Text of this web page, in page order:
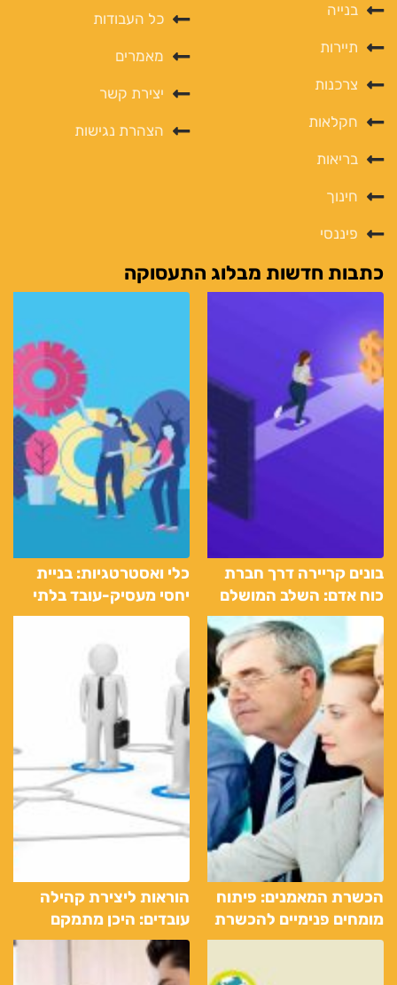
כתבות חדשות מבלוג התעסוקה
בונים קריירה דרך חברת
כוח אדם: השלב המושלם
למציאת העבודה הבאה
שלך
כלי ואסטרטגיות: בניית
יחסי מעסיק-עובד בלתי
רשמיים
הכשרת המאמנים: פיתוח
מומחים פנימיים להכשרת
עובדים
הוראות ליצירת קהילה
עובדים: היכן מתמקם
הקשר בין עובדים
ומעסיקים
כל העבודות
מאמרים
יצירת קשר
הצהרת נגישות
בנייה
תיירות
צרכנות
חקלאות
בריאות
חינוך
פיננסי